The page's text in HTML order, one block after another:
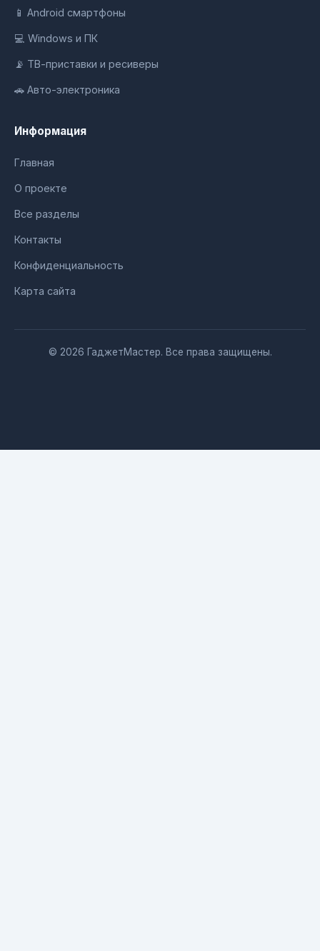
📱 Android смартфоны
💻 Windows и ПК
📡 ТВ-приставки и ресиверы
🚗 Авто-электроника
Информация
Главная
О проекте
Все разделы
Контакты
Конфиденциальность
Карта сайта
© 2026 ГаджетМастер. Все права защищены.